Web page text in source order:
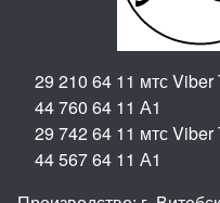
29 210 64 11 мтс
44 760 64 11 А1
29 742 64 11 мтс
44 567 64 11 А1